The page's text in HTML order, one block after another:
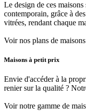
Le design de ces
contemporain, grâce à
vitrées, rendant chaque
Voir nos plans de
Maisons à petit prix
Envie d'accéder à la
renier sur la qualité ?
Voir notre gamme de